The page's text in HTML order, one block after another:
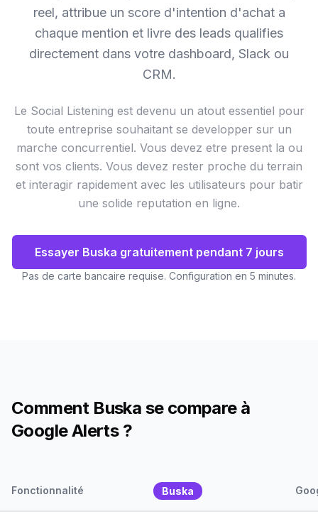
reel, attribue un score d'intention d'achat a
chaque mention et livre des leads qualifies
directement dans votre dashboard, Slack ou
CRM.
Le Social Listening est devenu un atout essentiel pour
toute entreprise souhaitant se developper sur un
marche concurrentiel. Vous devez etre present la ou
sont vos clients. Vous devez rester proche du terrain
et interagir rapidement avec les utilisateurs pour batir
une solide reputation en ligne.
Essayer Buska gratuitement pendant 7 jours
Pas de carte bancaire requise. Configuration en 5 minutes.
Comment Buska se compare à
Google Alerts ?
Fonctionnalité Buska